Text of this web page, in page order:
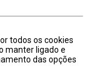
todos os cookies
manter ligado e
das opções